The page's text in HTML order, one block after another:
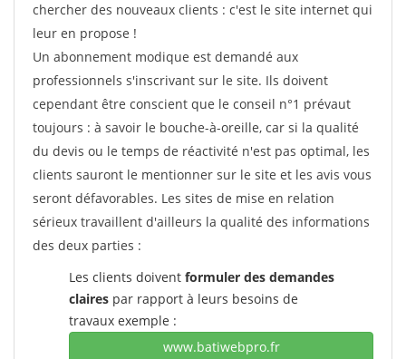
chercher des nouveaux clients : c'est le site internet qui
leur en propose !
Un abonnement modique est demandé aux
professionnels s'inscrivant sur le site. Ils doivent
cependant être conscient que le conseil n°1 prévaut
toujours : à savoir le bouche-à-oreille, car si la qualité
du devis ou le temps de réactivité n'est pas optimal, les
clients sauront le mentionner sur le site et les avis vous
seront défavorables. Les sites de mise en relation
sérieux travaillent d'ailleurs la qualité des informations
des deux parties :
Les clients doivent formuler des demandes
claires par rapport à leurs besoins de
travaux exemple :
www.batiwebpro.fr